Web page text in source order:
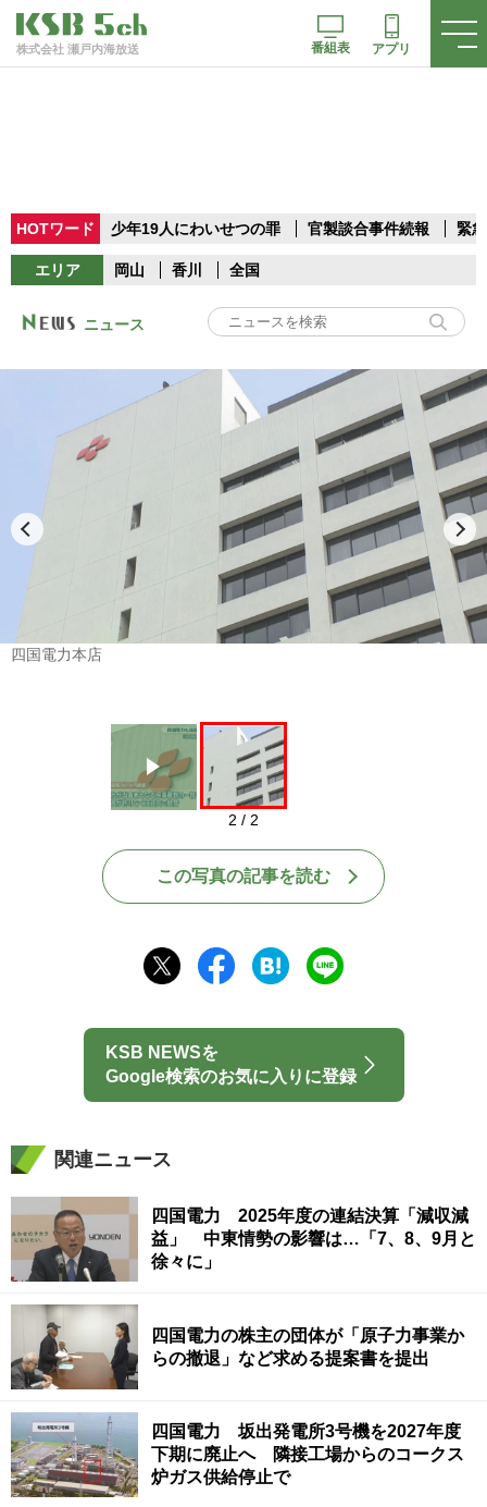
株式会社 瀬戸内海放送 番組表 アプリ
HOTワード 少年19人にわいせつの罪 官製談合事件続報 緊
エリア 岡山 香川 全国
ニュース
Play
四国電力本店
2 / 2
この写真の記事を読む
KSB NEWSを
Google検索のお気に入りに登録
関連ニュース
四国電力 2025年度の連結決算「減収減
益」 中東情勢の影響は…「7、8、9月と
徐々に」
四国電力の株主の団体が「原子力事業か
らの撤退」など求める提案書を提出
四国電力 坂出発電所3号機を2027年度
下期に廃止へ 隣接工場からのコークス
炉ガス供給停止で